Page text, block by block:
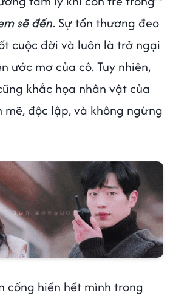
sẽ đến. Sự tổn thương đeo
cuộc đời và luôn là trở ngại
ước mơ của cô. Tuy nhiên,
khắc họa nhân vật của
mẽ, độc lập, và không ngừng
cống hiến hết mình trong